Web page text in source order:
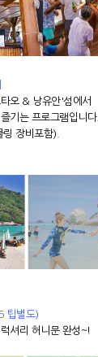
오 & 낭유안'섬에서
기는 프로그램입니다.
장비포함).
팁별도)
셔리 허니문 완성~!